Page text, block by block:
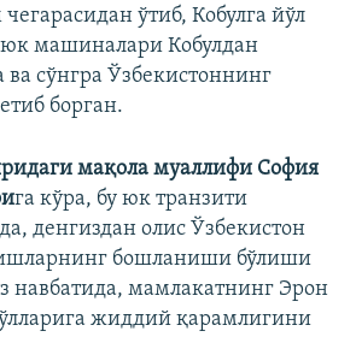
ўтиб, Кобулга йўл
юк машиналари Кобулдан
сўнгра Ўзбекистоннинг
борган.
мақола муаллифи София
га кўра, бу юк транзити
денгиздан олис Ўзбекистон
бошланиши бўлиши
навбатида, мамлакатнинг Эрон
жиддий қарамлигини